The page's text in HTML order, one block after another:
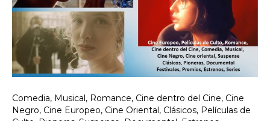
Comedia, Musical, Romance, Cine dentro del Cine, Cine
Negro, Cine Europeo, Cine Oriental, Clásicos, Películas de